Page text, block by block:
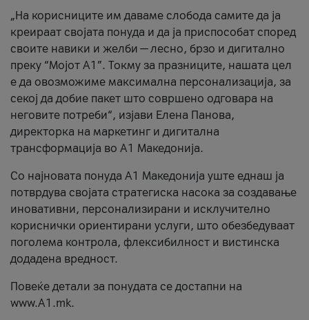
„На корисниците им даваме слобода самите да ја
креираат својата понуда и да ја приспособат според
своите навики и желби — лесно, брзо и дигитално
преку “Мојот А1”. Токму за празниците, нашата цел
е да овозможиме максимална персонализација, за
секој да добие пакет што совршено одговара на
неговите потреби“, изјави Елена Панова,
директорка на маркетинг и дигитална
трансформација во А1 Македонија.
Со најновата понуда А1 Македонија уште еднаш ја
потврдува својата стратегиска насока за создавање
иновативни, персонализирани и исклучително
кориснички ориентирани услуги, што обезбедуваат
поголема контрола, флексибилност и вистинска
додадена вредност.
Повеќе детали за понудата се достапни на
www.А1.mk.